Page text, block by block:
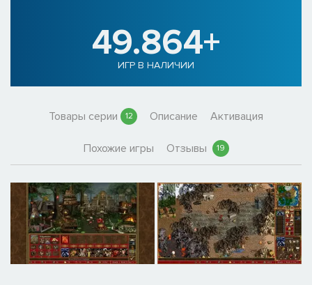
49.864+
ИГР В НАЛИЧИИ
Товары серии 12 Описание Активация
Похожие игры Отзывы 19